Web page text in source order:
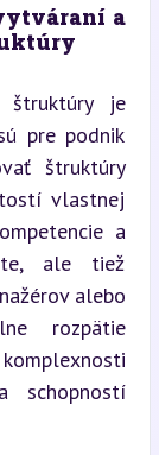
a
štruktúry je
pre podnik
štruktúry
vlastnej
a
ale tiež
alebo
rozpätie
schopností